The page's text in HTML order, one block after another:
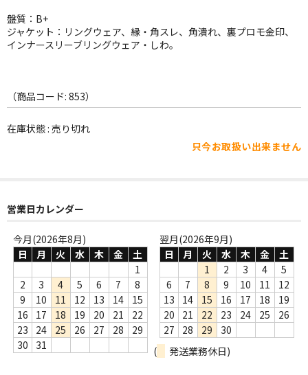
ROCK
WORLD
その他
Webのみ no.1
Webのみ no.2
Webのみ no.4
売り切れ
Help
盤質：B+
ジャケット：リングウェア、縁・角スレ、角潰れ、裏プロモ金印、
インナースリーブリングウェア・しわ。
（商品コード: 853）
在庫状態 : 売り切れ
只今お取扱い出来ません
営業日カレンダー
今月(2026年8月)
日
月 火 水 木 金
土
1
2
3 4 5 6 7
8
9
10 11 12 13 14
15
16
17 18 19 20 21
22
23
24 25 26 27 28
29
30
31
翌月(2026年9月)
日
月 火 水 木 金
土
1
2 3 4
5
6
7 8 9 10 11
12
13
14 15 16 17 18
19
20
21 22 23 24 25
26
27
28 29
30
(
発送業務休日)